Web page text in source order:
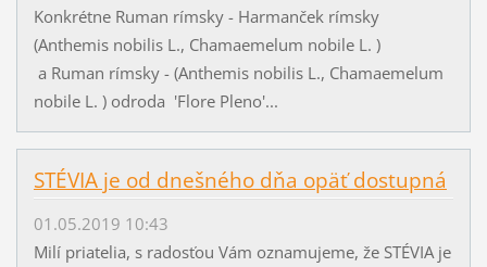
Konkrétne Ruman rímsky - Harmanček rímsky
(Anthemis nobilis L., Chamaemelum nobile L. )
a Ruman rímsky - (Anthemis nobilis L., Chamaemelum
nobile L. ) odroda 'Flore Pleno'...
STÉVIA je od dnešného dňa opäť dostupná
01.05.2019 10:43
Milí priatelia, s radosťou Vám oznamujeme, že STÉVIA je